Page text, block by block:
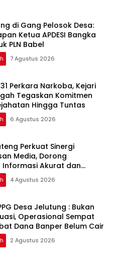
di Gang Pelosok Desa:
Ketua APDESI Bangka
PLN Babel
7 Agustus 2026
Perkara Narkoba, Kejari
Tegaskan Komitmen
Hingga Tuntas
6 Agustus 2026
Perkuat Sinergi
Media, Dorong
Informasi Akurat dan
4 Agustus 2026
Desa Jelutung : Bukan
Operasional Sempat
Dana Banper Belum Cair
2 Agustus 2026